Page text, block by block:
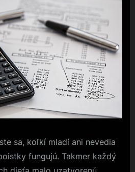
sa, koľkí mladí ani nevedia
fungujú. Takmer každý